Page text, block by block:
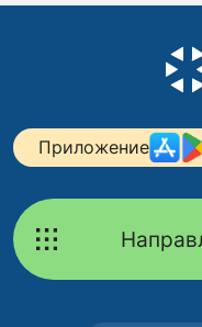
Приложение